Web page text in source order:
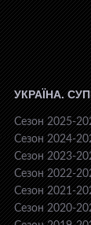
УКРАЇНА.
Сезон 2025-
Сезон 2024-
Сезон 2023-
Сезон 2022-
Сезон 2021-
Сезон 2020-